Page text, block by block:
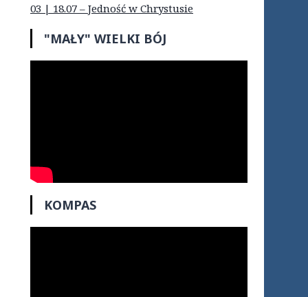
03 | 18.07 – Jedność w Chrystusie
"MAŁY" WIELKI BÓJ
KOMPAS